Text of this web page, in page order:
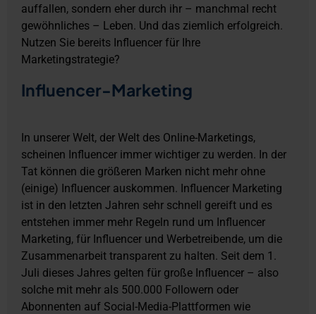
auffallen, sondern eher durch ihr – manchmal recht
gewöhnliches – Leben. Und das ziemlich erfolgreich.
Nutzen Sie bereits Influencer für Ihre
Marketingstrategie?
Influencer-Marketing
In unserer Welt, der Welt des Online-Marketings,
scheinen Influencer immer wichtiger zu werden. In der
Tat können die größeren Marken nicht mehr ohne
(einige) Influencer auskommen. Influencer Marketing
ist in den letzten Jahren sehr schnell gereift und es
entstehen immer mehr Regeln rund um Influencer
Marketing, für Influencer und Werbetreibende, um die
Zusammenarbeit transparent zu halten. Seit dem 1.
Juli dieses Jahres gelten für große Influencer – also
solche mit mehr als 500.000 Followern oder
Abonnenten auf Social-Media-Plattformen wie